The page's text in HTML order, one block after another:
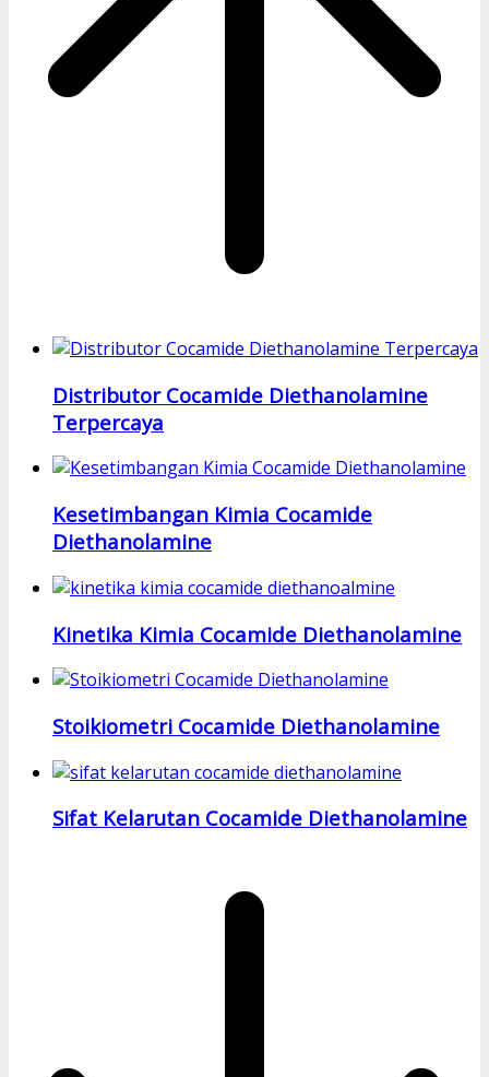
Distributor Cocamide Diethanolamine
Terpercaya
Kesetimbangan Kimia Cocamide
Diethanolamine
Kinetika Kimia Cocamide Diethanolamine
Stoikiometri Cocamide Diethanolamine
Sifat Kelarutan Cocamide Diethanolamine